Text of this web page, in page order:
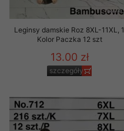
Leginsy damskie Roz 8XL-11XL, 1
Kolor Paczka 12 szt
13.00 zł
szczegóły